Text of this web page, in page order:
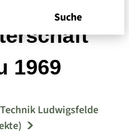
Suche
1969
Ludwigsfelde